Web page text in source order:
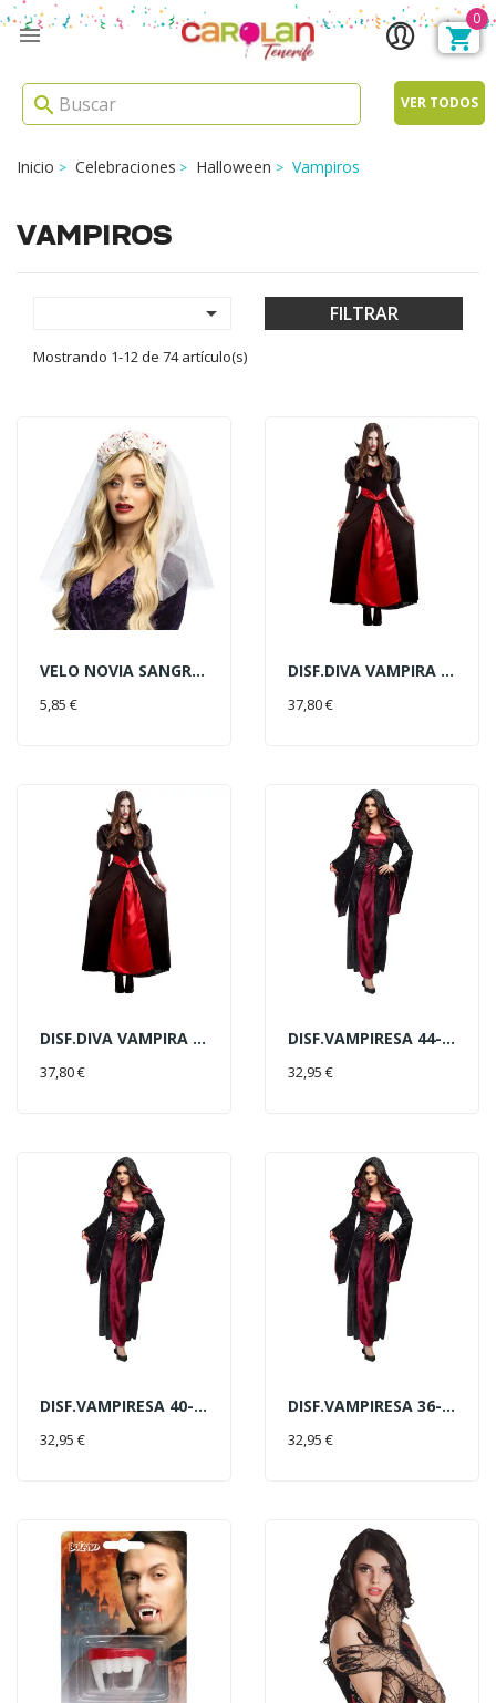

0
search VER TODOS
Inicio Celebraciones Halloween Vampiros
VAMPIROS
 FILTRAR
Mostrando 1-12 de 74 artículo(s)
VELO NOVIA SANGRIENTA ROSAS BL
5,85 €
DISF.DIVA VAMPIRA T-M/L
37,80 €
DISF.DIVA VAMPIRA T-S
37,80 €
DISF.VAMPIRESA 44-46
32,95 €
DISF.VAMPIRESA 40-42
32,95 €
DISF.VAMPIRESA 36-38
32,95 €